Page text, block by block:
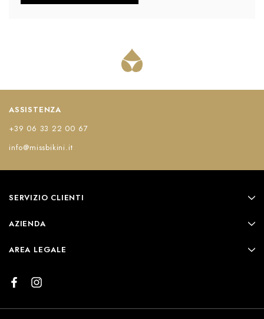
ASSISTENZA
+39 06 33 22 00 67
info@missbikini.it
SERVIZIO CLIENTI
AZIENDA
AREA LEGALE